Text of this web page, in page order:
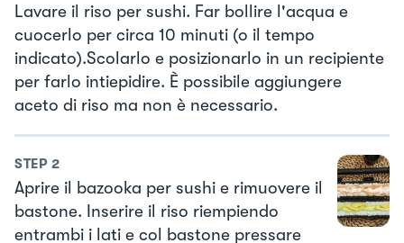
Lavare il riso per sushi. Far bollire l'acqua e
cuocerlo per circa 10 minuti (o il tempo
indicato).Scolarlo e posizionarlo in un recipiente
per farlo intiepidire. È possibile aggiungere
aceto di riso ma non è necessario.
STEP 2
Aprire il bazooka per sushi e rimuovere il
bastone. Inserire il riso riempiendo
entrambi i lati e col bastone pressare